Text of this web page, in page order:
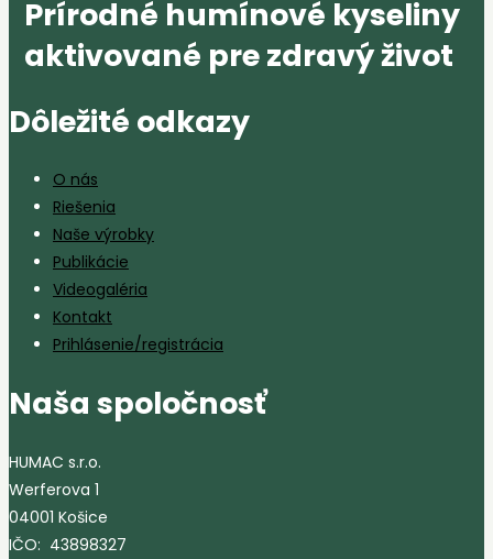
Prírodné humínové kyseliny
aktivované pre zdravý život
Dôležité odkazy
O nás
Riešenia
Naše výrobky
Publikácie
Videogaléria
Kontakt
Prihlásenie/registrácia
Naša spoločnosť
HUMAC s.r.o.
Werferova 1
04001 Košice
IČO: 43898327